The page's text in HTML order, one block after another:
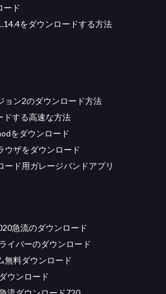
ード
をダウンロードする方法
ョン2のダウンロード方法
ドする高速な方法
をダウンロード
ウザをダウンロード
ード用ガレージバンドアプリ
急流のダウンロード
イバーのダウンロード
無料ダウンロード
ウンロード